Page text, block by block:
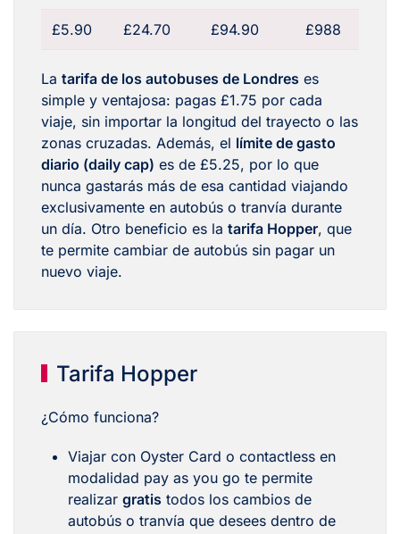
£5.90 £24.70 £94.90 £988
La tarifa de los autobuses de Londres es
simple y ventajosa: pagas £1.75 por cada
viaje, sin importar la longitud del trayecto o las
zonas cruzadas. Además, el límite de gasto
diario (daily cap) es de £5.25, por lo que
nunca gastarás más de esa cantidad viajando
exclusivamente en autobús o tranvía durante
un día. Otro beneficio es la tarifa Hopper, que
te permite cambiar de autobús sin pagar un
nuevo viaje.
Tarifa Hopper
¿Cómo funciona?
Viajar con Oyster Card o contactless en
modalidad pay as you go te permite
realizar gratis todos los cambios de
autobús o tranvía que desees dentro de